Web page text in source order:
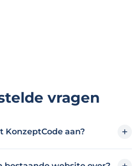
vragen
KonzeptCode aan?